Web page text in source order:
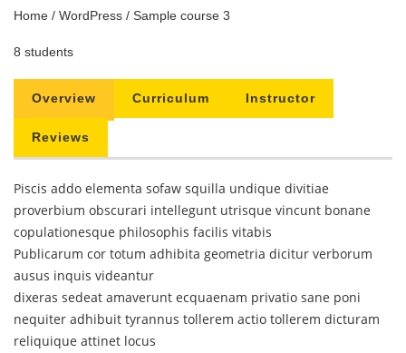
Home / WordPress / Sample course 3
8 students
Overview Curriculum Instructor
Reviews
Piscis addo elementa sofaw squilla undique divitiae
proverbium obscurari intellegunt utrisque vincunt bonane
copulationesque philosophis facilis vitabis
Publicarum cor totum adhibita geometria dicitur verborum
ausus inquis videantur
dixeras sedeat amaverunt ecquaenam privatio sane poni
nequiter adhibuit tyrannus tollerem actio tollerem dicturam
reliquique attinet locus